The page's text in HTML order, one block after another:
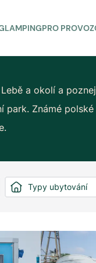
PRO
a okolí a
park. Známé
Typy ubytování